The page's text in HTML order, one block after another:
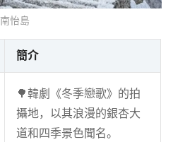
南怡島
簡介
🌳韓劇《冬季戀歌》的拍
攝地，以其浪漫的銀杏大
道和四季景色聞名。